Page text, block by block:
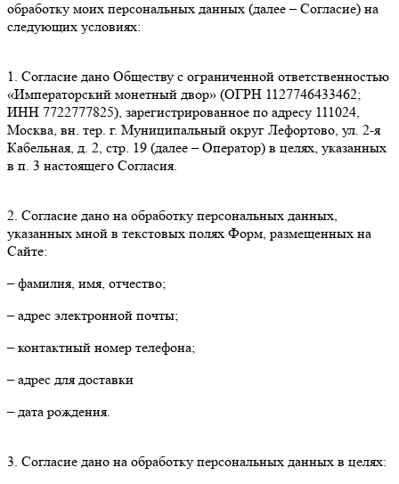
обработку моих персональных данных (далее – Согласие) на
следующих условиях:
1. Согласие дано Обществу с ограниченной ответственностью
«Императорский монетный двор» (ОГРН 1127746433462;
ИНН 7722777825), зарегистрированное по адресу 111024,
Москва, вн. тер. г. Муниципальный округ Лефортово, ул. 2-я
Кабельная, д. 2, стр. 19 (далее – Оператор) в целях, указанных
в п. 3 настоящего Согласия.
2. Согласие дано на обработку персональных данных,
указанных мной в текстовых полях Форм, размещенных на
Сайте:
– фамилия, имя, отчество;
– адрес электронной почты;
– контактный номер телефона;
– адрес для доставки
– дата рождения.
3. Согласие дано на обработку персональных данных в целях: